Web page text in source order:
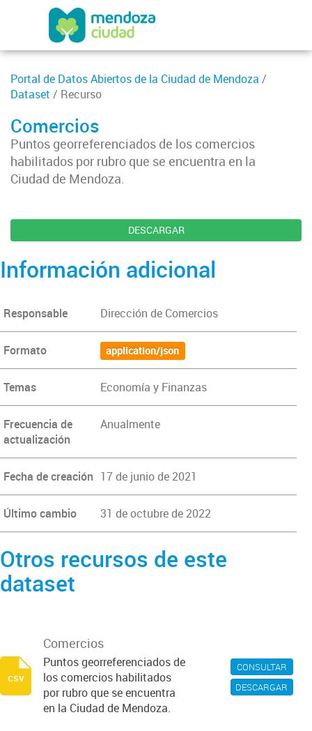
Portal de Datos Abiertos de la Ciudad de Mendoza /
Dataset / Recurso
Comercios
Puntos georreferenciados de los comercios
habilitados por rubro que se encuentra en la
Ciudad de Mendoza.
DESCARGAR
Información adicional
Responsable Dirección de Comercios
Formato application/json
Temas Economía y Finanzas
Frecuencia de
actualización
Anualmente
Fecha de creación 17 de junio de 2021
Último cambio 31 de octubre de 2022
Otros recursos de este
dataset
CONSULTAR
DESCARGAR
Comercios
Puntos georreferenciados de
los comercios habilitados
por rubro que se encuentra
en la Ciudad de Mendoza.
csv